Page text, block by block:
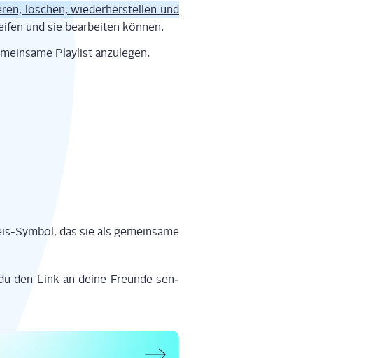
löschen, wie­der­her­stel­len und
und sie bear­bei­ten können.
Play­list anzulegen.
Sym­bol, das sie als gemein­sa­me
den Link an dei­ne Freun­de sen­